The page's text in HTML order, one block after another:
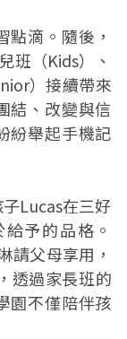
滴。隨後，
班（Kids）、
）接續帶來
結、改變與信
紛舉起手機記
Lucas在三好
予的品格。
請父母享用，
透過家長班的
園不僅陪伴孩